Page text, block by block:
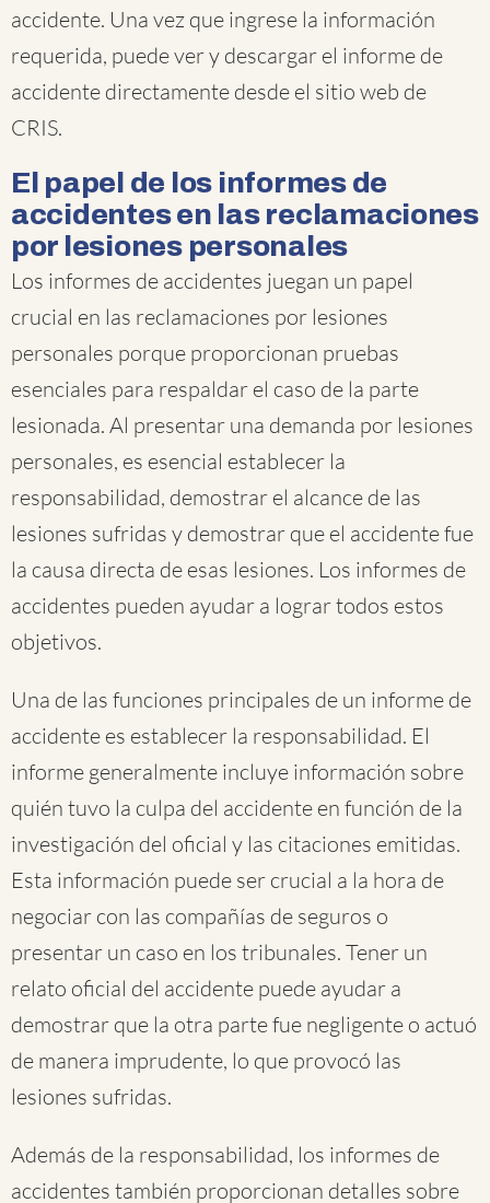
accidente. Una vez que ingrese la información
requerida, puede ver y descargar el informe de
accidente directamente desde el sitio web de
CRIS.
El papel de los informes de
accidentes en las reclamaciones
por lesiones personales
Los informes de accidentes juegan un papel
crucial en las reclamaciones por lesiones
personales porque proporcionan pruebas
esenciales para respaldar el caso de la parte
lesionada. Al presentar una demanda por lesiones
personales, es esencial establecer la
responsabilidad, demostrar el alcance de las
lesiones sufridas y demostrar que el accidente fue
la causa directa de esas lesiones. Los informes de
accidentes pueden ayudar a lograr todos estos
objetivos.
Una de las funciones principales de un informe de
accidente es establecer la responsabilidad. El
informe generalmente incluye información sobre
quién tuvo la culpa del accidente en función de la
investigación del oficial y las citaciones emitidas.
Esta información puede ser crucial a la hora de
negociar con las compañías de seguros o
presentar un caso en los tribunales. Tener un
relato oficial del accidente puede ayudar a
demostrar que la otra parte fue negligente o actuó
de manera imprudente, lo que provocó las
lesiones sufridas.
Además de la responsabilidad, los informes de
accidentes también proporcionan detalles sobre